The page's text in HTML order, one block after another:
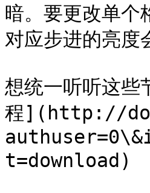
暗。要更改单个
对应步进的亮度
想统一听听这些
程](http://
t=download)